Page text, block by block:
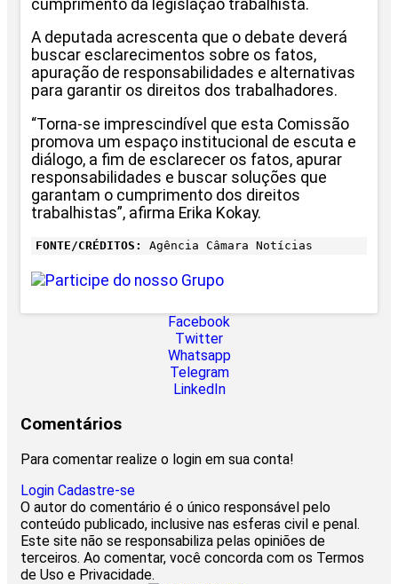
cumprimento da legislação trabalhista.
A deputada acrescenta que o debate deverá
buscar esclarecimentos sobre os fatos,
apuração de responsabilidades e alternativas
para garantir os direitos dos trabalhadores.
“Torna-se imprescindível que esta Comissão
promova um espaço institucional de escuta e
diálogo, a fim de esclarecer os fatos, apurar
responsabilidades e buscar soluções que
garantam o cumprimento dos direitos
trabalhistas”, afirma Erika Kokay.
FONTE/CRÉDITOS: Agência Câmara Notícias
Facebook
Twitter
Whatsapp
Telegram
LinkedIn
Comentários
Para comentar realize o login em sua conta!
Login Cadastre-se
O autor do comentário é o único responsável pelo
conteúdo publicado, inclusive nas esferas civil e penal.
Este site não se responsabiliza pelas opiniões de
terceiros. Ao comentar, você concorda com os Termos
de Uso e Privacidade.